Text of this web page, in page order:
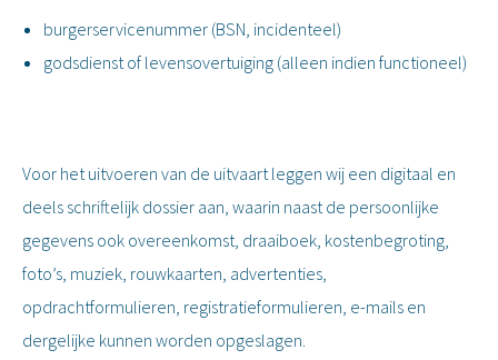
burgerservicenummer (BSN, incidenteel)
godsdienst of levensovertuiging (alleen indien functioneel)
Voor het uitvoeren van de uitvaart leggen wij een digitaal en
deels schriftelijk dossier aan, waarin naast de persoonlijke
gegevens ook overeenkomst, draaiboek, kostenbegroting,
foto’s, muziek, rouwkaarten, advertenties,
opdrachtformulieren, registratieformulieren, e-mails en
dergelijke kunnen worden opgeslagen.